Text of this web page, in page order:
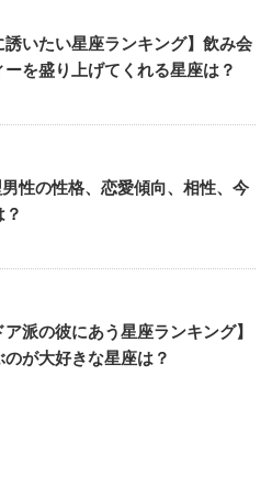
誘いたい星座ランキング】飲み会
を盛り上げてくれる星座は？
性の性格、恋愛傾向、相性、今
ア派の彼にあう星座ランキング】
のが大好きな星座は？